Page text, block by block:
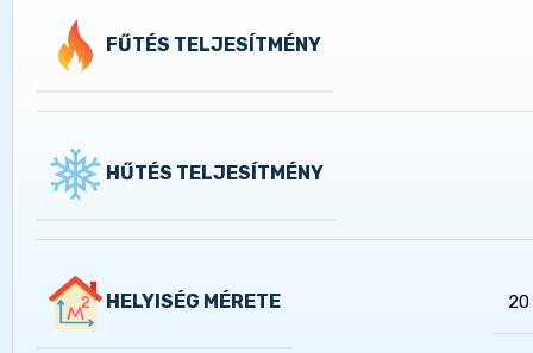
FŰTÉS TELJESÍTMÉNY
HŰTÉS TELJESÍTMÉNY
HELYISÉG MÉRETE